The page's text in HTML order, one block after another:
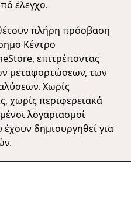
έλεγχο.
πλήρη πρόσβαση
Κέντρο
επιτρέποντας
μεταφορτώσεων, των
Χωρίς
χωρίς περιφερειακά
λογαριασμοί
έχουν δημιουργηθεί για